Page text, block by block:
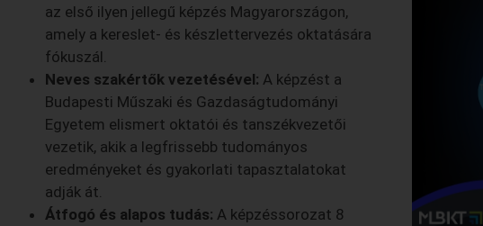
az első ilyen jellegű képzés Magyarországon,
amely a kereslet- és készlettervezés oktatására
fókuszál.
Neves szakértők vezetésével: A képzést a
Budapesti Műszaki és Gazdaságtudományi
Egyetem elismert oktatói és tanszékvezetői
vezetik, akik a legfrissebb tudományos
eredményeket és gyakorlati tapasztalatokat
adják át.
Átfogó és alapos tudás: A képzéssorozat 8